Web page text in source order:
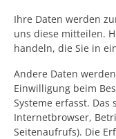
Ihre Daten werden
uns diese mitteilen.
handeln, die Sie in
Andere Daten
Einwilligung beim
Systeme erfasst. Das
Internetbrowser,
Seitenaufrufs). Die